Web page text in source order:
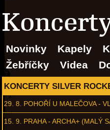
Novinky Kapely
Žebříčky
Videa
KONCERTY SILVER
29. 8. POHOŘÍ U MALEČOVA -
15. 9. PRAHA - ARCHA+ (MALÝ